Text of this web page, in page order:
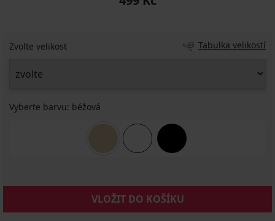
Zvolte velikost Tabulka velikostí
Vyberte barvu: béžová
VLOŽIT DO KOŠÍKU